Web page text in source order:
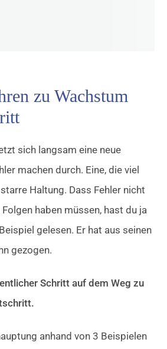
zu Wachstum
sich langsam eine neue
machen durch. Eine, die viel
Haltung. Dass Fehler nicht
haben müssen, hast du ja
gelesen. Er hat aus seinen
gezogen.
Schritt auf dem Weg zu
anhand von 3 Beispielen